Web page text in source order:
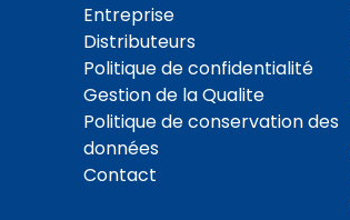
Entreprise
Distributeurs
Politique de confidentialité
Gestion de la Qualite
Politique de conservation des
données
Contact